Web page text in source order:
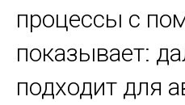
процессы с
показывает:
подходит для